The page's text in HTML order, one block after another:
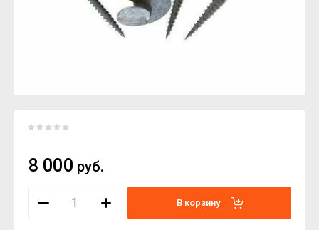
8 000 руб.
В корзину